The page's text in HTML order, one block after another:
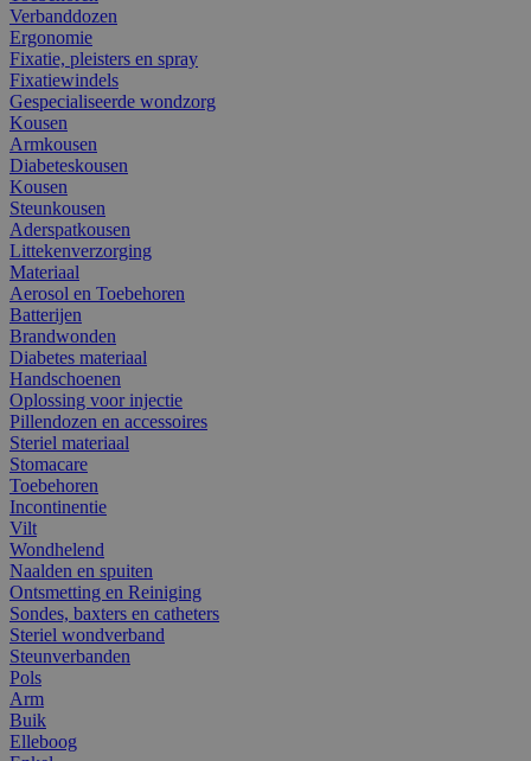
Verbanddozen
Ergonomie
Fixatie, pleisters en spray
Fixatiewindels
Gespecialiseerde wondzorg
Kousen
Armkousen
Diabeteskousen
Kousen
Steunkousen
Aderspatkousen
Littekenverzorging
Materiaal
Aerosol en Toebehoren
Batterijen
Brandwonden
Diabetes materiaal
Handschoenen
Oplossing voor injectie
Pillendozen en accessoires
Steriel materiaal
Stomacare
Toebehoren
Incontinentie
Vilt
Wondhelend
Naalden en spuiten
Ontsmetting en Reiniging
Sondes, baxters en catheters
Steriel wondverband
Steunverbanden
Pols
Arm
Buik
Elleboog